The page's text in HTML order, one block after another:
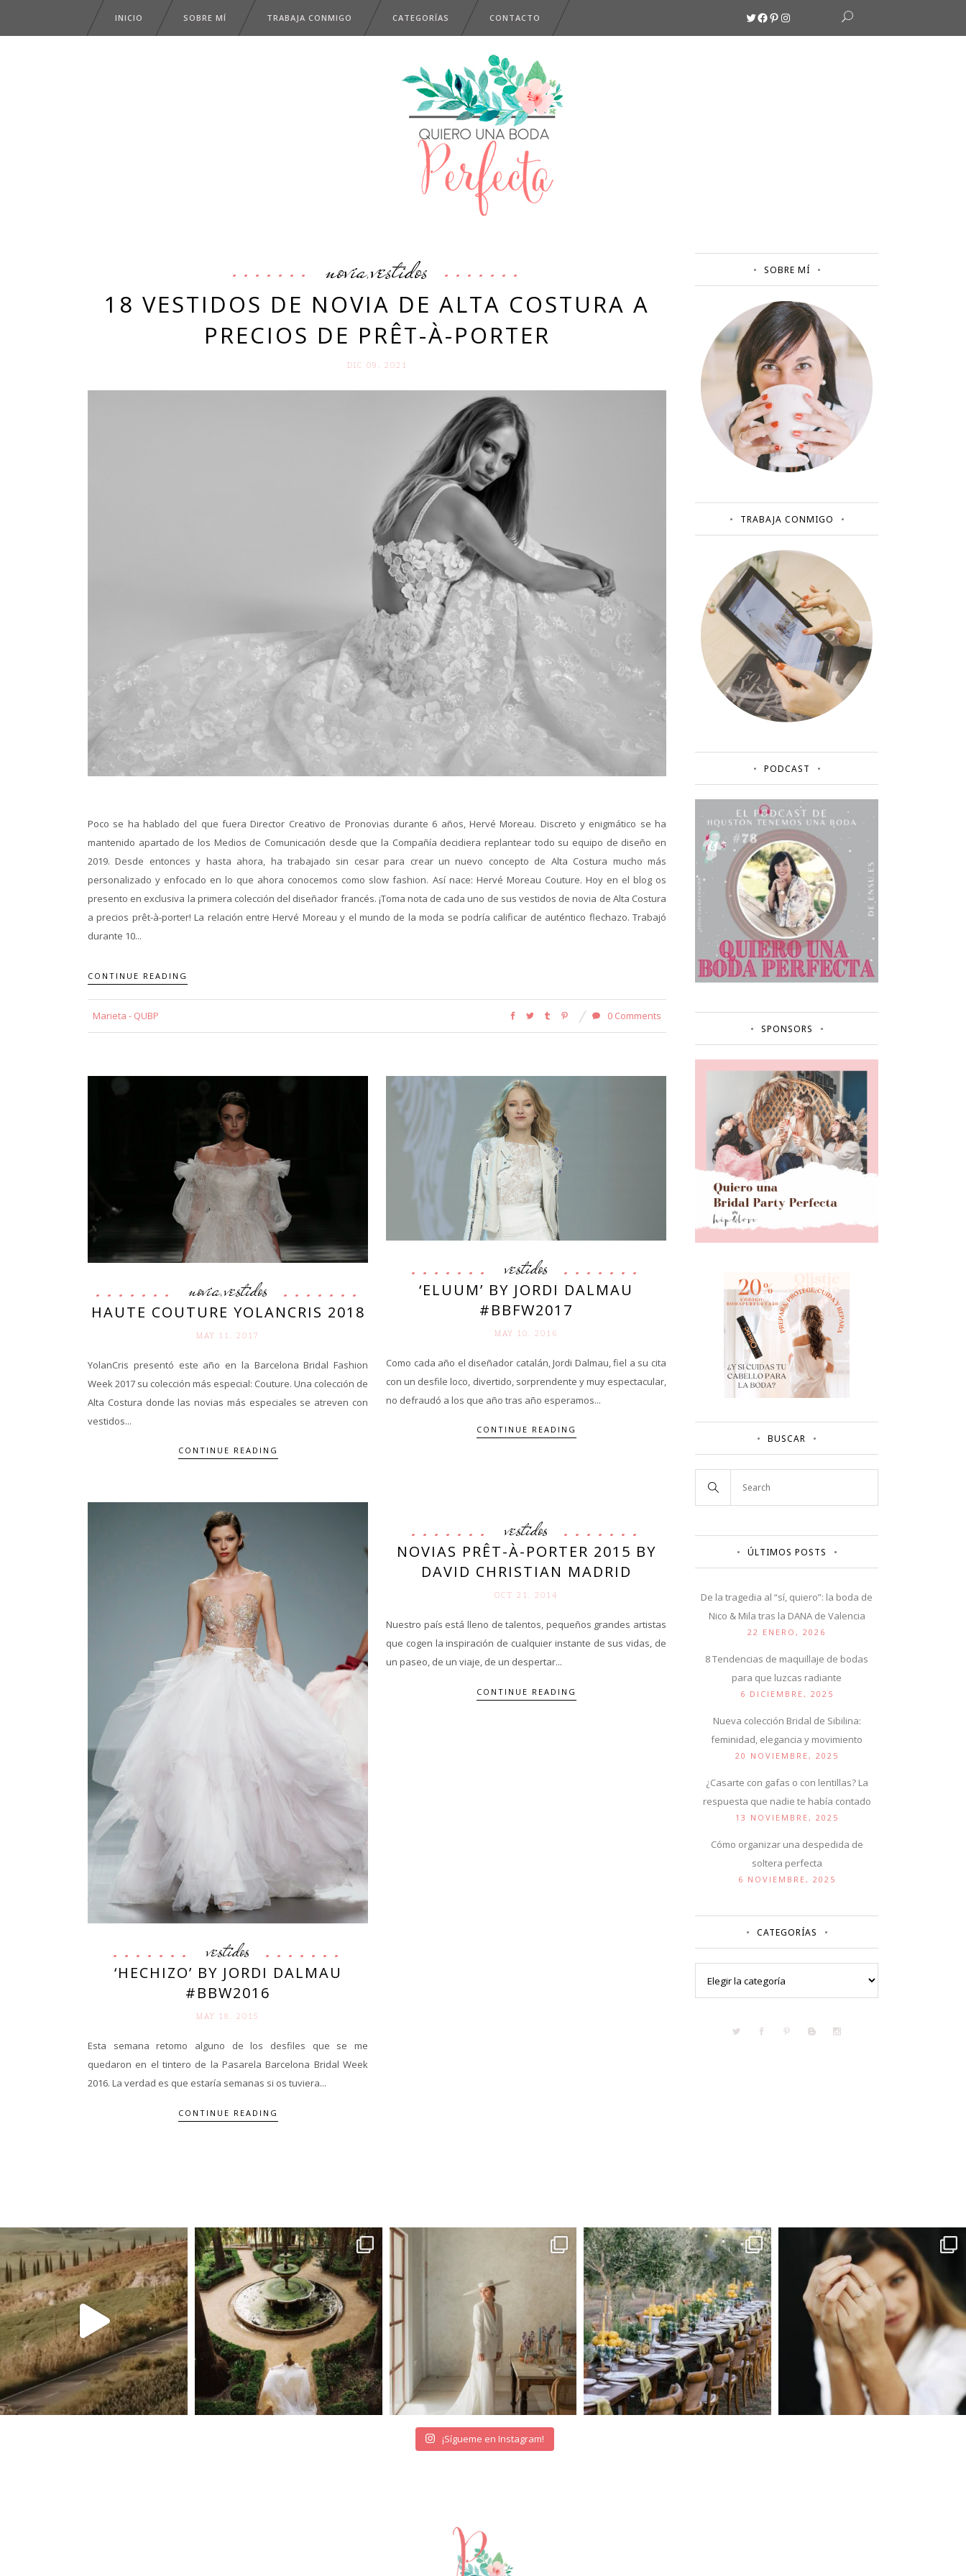
INICIO SOBRE MÍ TRABAJA CONMIGO CATEGORÍAS CONTACTO Twitter
Facebook
Pinterest
Instagram
novia,vestidos
18 VESTIDOS DE NOVIA DE ALTA COSTURA A
PRECIOS DE PRÊT-À-PORTER
DIC 09. 2021
Poco se ha hablado del que fuera Director Creativo de Pronovias durante 6 años, Hervé Moreau. Discreto y enigmático se ha
mantenido apartado de los Medios de Comunicación desde que la Compañía decidiera replantear todo su equipo de diseño en
2019. Desde entonces y hasta ahora, ha trabajado sin cesar para crear un nuevo concepto de Alta Costura mucho más
personalizado y enfocado en lo que ahora conocemos como slow fashion. Así nace: Hervé Moreau Couture. Hoy en el blog os
presento en exclusiva la primera colección del diseñador francés. ¡Toma nota de cada uno de sus vestidos de novia de Alta Costura
a precios prêt-à-porter! La relación entre Hervé Moreau y el mundo de la moda se podría calificar de auténtico flechazo. Trabajó
durante 10...
CONTINUE READING
Marieta - QUBP 0 Comments
novia,vestidos
HAUTE COUTURE YOLANCRIS 2018
MAY 11. 2017
YolanCris presentó este año en la Barcelona Bridal Fashion
Week 2017 su colección más especial: Couture. Una colección de
Alta Costura donde las novias más especiales se atreven con
vestidos...
CONTINUE READING
vestidos
‘ELUUM’ BY JORDI DALMAU
#BBFW2017
MAY 10. 2016
Como cada año el diseñador catalán, Jordi Dalmau, fiel a su cita
con un desfile loco, divertido, sorprendente y muy espectacular,
no defraudó a los que año tras año esperamos...
CONTINUE READING
vestidos
‘HECHIZO’ BY JORDI DALMAU
#BBW2016
MAY 18. 2015
Esta semana retomo alguno de los desfiles que se me
quedaron en el tintero de la Pasarela Barcelona Bridal Week
2016. La verdad es que estaría semanas si os tuviera...
CONTINUE READING
vestidos
NOVIAS PRÊT-À-PORTER 2015 BY
DAVID CHRISTIAN MADRID
OCT 21. 2014
Nuestro país está lleno de talentos, pequeños grandes artistas
que cogen la inspiración de cualquier instante de sus vidas, de
un paseo, de un viaje, de un despertar...
CONTINUE READING
SOBRE MÍ
TRABAJA CONMIGO
PODCAST
SPONSORS
BUSCAR
ÚLTIMOS POSTS
De la tragedia al “sí, quiero”: la boda de
Nico & Mila tras la DANA de Valencia
22 ENERO, 2026
8 Tendencias de maquillaje de bodas
para que luzcas radiante
6 DICIEMBRE, 2025
Nueva colección Bridal de Sibilina:
feminidad, elegancia y movimiento
20 NOVIEMBRE, 2025
¿Casarte con gafas o con lentillas? La
respuesta que nadie te había contado
13 NOVIEMBRE, 2025
Cómo organizar una despedida de
soltera perfecta
6 NOVIEMBRE, 2025
CATEGORÍAS
¡Sígueme en Instagram!